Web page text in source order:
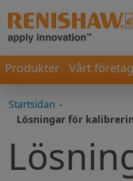
Produkter Vårt företag
Startsidan -
Lösningar för